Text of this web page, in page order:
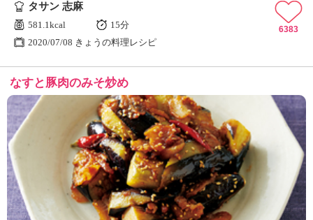
タサン 志麻
581.1kcal
15分
2020/07/08 きょうの料理レシピ
6383
なすと豚肉のみそ炒め